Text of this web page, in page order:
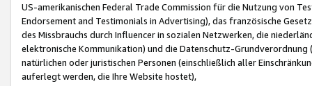
US-amerikanischen Federal Trade Commission für die Nutzung von
Endorsement and Testimonials in Advertising), das französische
des Missbrauchs durch Influencer in sozialen Netzwerken, die
elektronische Kommunikation) und die Datenschutz-
natürlichen oder juristischen Personen (einschließlich aller
auferlegt werden, die Ihre Website hostet),